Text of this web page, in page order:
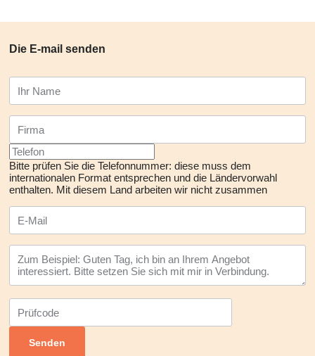
Die E-mail senden
Bitte prüfen Sie die Telefonnummer: diese muss dem
internationalen Format entsprechen und die Ländervorwahl
enthalten. Mit diesem Land arbeiten wir nicht zusammen